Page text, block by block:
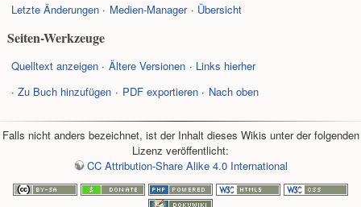
Letzte Änderungen Medien-Manager Übersicht
Seiten-Werkzeuge
Quelltext anzeigen Ältere Versionen
Links hierher
Zu Buch hinzufügen
PDF exportieren Nach oben
Falls nicht anders bezeichnet, ist der Inhalt dieses Wikis unter der folgenden
Lizenz veröffentlicht:
CC Attribution-Share Alike 4.0 International